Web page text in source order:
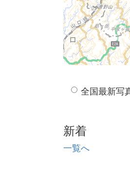
全国最新写
新着
一覧へ